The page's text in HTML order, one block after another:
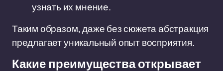
узнать их мнение.
Таким образом, даже без сюжета абстракция
предлагает уникальный опыт восприятия.
Какие преимущества открывает